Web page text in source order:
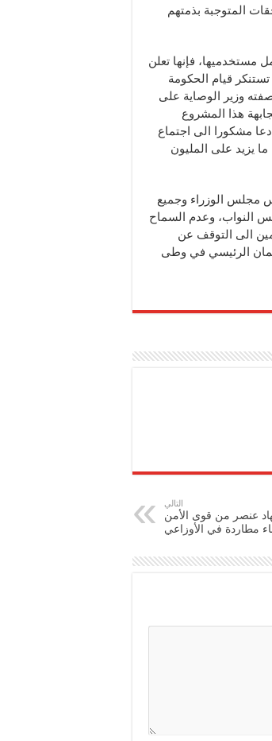
المتوجبة بذمتهم
مستخدميها، فإنها تعلن
قيام الحكومة
2017 وتدعو وزير العمل بصفته وزير الوصاية على
هذا المشروع
مشكورا الى اجتماع
ما يزيد على المليون
مجلس الوزراء وجميع
النواب، وعدم السماح
الى التوقف عن
الرئيسي في وطى
التالي
عنصر من قوى الأمن
مطاردة في الأوزاعي